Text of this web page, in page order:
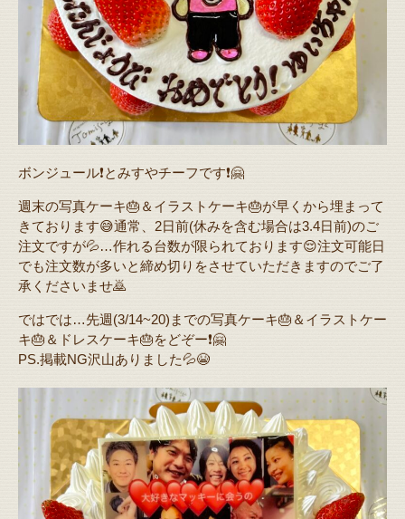
ボンジュール❗️とみすやチーフです❗️🤗
週末の写真ケーキ🎂＆イラストケーキ🎂が早くから埋まって
きております😅通常、2日前(休みを含む場合は3.4日前)のご
注文ですが💦…作れる台数が限られております😌注文可能日
でも注文数が多いと締め切りをさせていただきますのでご了
承くださいませ🙇
ではでは…先週(3/14~20)までの写真ケーキ🎂＆イラストケー
キ🎂＆ドレスケーキ🎂をどぞー❗️🤗
PS.掲載NG沢山ありました💦😭